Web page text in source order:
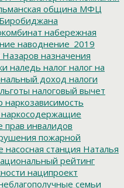
община МФЦ
набережная
наводнение_2019
Назаров назначения
наледь налог налог на
доход налоги
налоговый вычет
наркозависимость
наркосодержащие
инвалидов
пожарной
насосная станция Наталья
рейтинг
наципроект
семьи